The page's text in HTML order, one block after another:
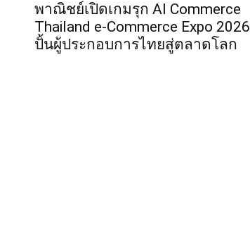
พาณิชย์เปิดเกมรุก AI Commerce
Thailand e-Commerce Expo 2026
ปั้นผู้ประกอบการไทยสู่ตลาดโลก